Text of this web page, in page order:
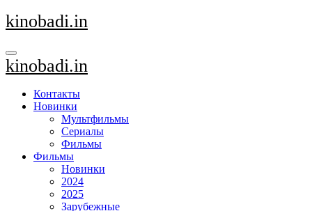
Перейти
к
kinobadi.in
kinobadi.in
Контакты
Новинки
Мультфильмы
Сериалы
Фильмы
Фильмы
Новинки
2024
2025
Зарубежные